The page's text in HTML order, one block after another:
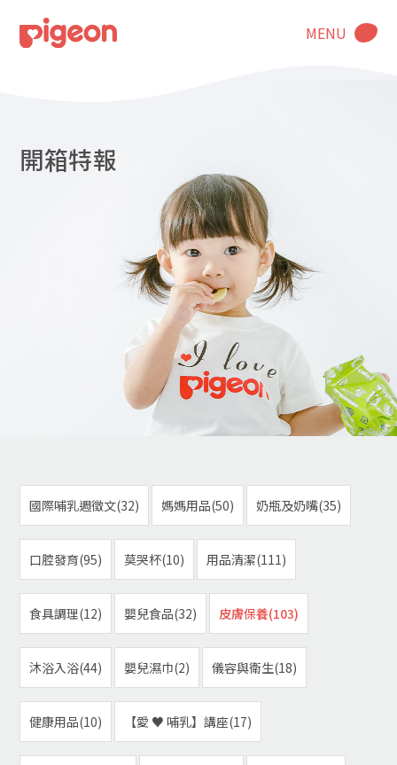
MENU
開箱特報
國際哺乳週徵文(32) 媽媽用品(50) 奶瓶及奶嘴(35)
口腔發育(95) 莫哭杯(10) 用品清潔(111)
食具調理(12) 嬰兒食品(32) 皮膚保養(103)
沐浴入浴(44) 嬰兒濕巾(2) 儀容與衛生(18)
健康用品(10) 【愛 ♥ 哺乳】講座(17)